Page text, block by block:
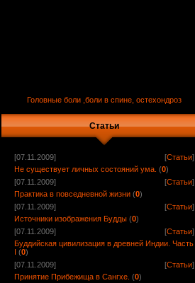
Головные боли ,боли в спине, остехондроз
Статьи
[07.11.2009] [Статьи]
Не существует личных состояний ума. (0)
[07.11.2009]
[Статьи]
Практика в повседневной жизни (0)
[07.11.2009]
[Статьи]
Источники изображения Будды (0)
[07.11.2009]
[Статьи]
Буддийская цивилизация в древней Индии. Часть
I (0)
[07.11.2009]
[Статьи]
Принятие Прибежища в Сангхе. (0)